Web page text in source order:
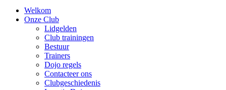
Welkom
Onze Club
Lidgelden
Club trainingen
Bestuur
Trainers
Dojo regels
Contacteer ons
Clubgeschiedenis